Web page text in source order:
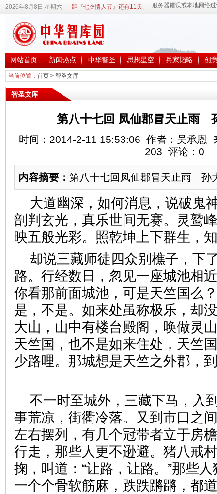
2026年8月8日 星期六 距『七夕情人节』还有11天
网站首页 新闻热点 中华智圣 思想星空 兵家韬略 创
当前位置： 首页> 智圣文库
智圣文库
第八十七回 凤仙郡冒天止雨
时间：2014-2-11 15:53:06 作者：吴承恩
203 评论： 0
内容摘要： 第八十七回凤仙郡冒天止雨 孙
大道幽深，如何消息，说破鬼
剖判玄光，真乐世间无赛。灵鹫
映五般光彩。照乾坤上下群生，
却说三藏师徒四众别樵子，下
路。行经数日，忽见一座城池相
你看那前面城池，可是天竺国么
是，不是。如来处虽称极乐，却
大山，山中有楼台殿阁，唤做灵
天竺国，也不是如来住处，天竺
少路哩。那城想是天竺之外郡
不一时至城外，三藏下马，入
事荒凉，街衢冷落。又到市口之
左右摆列，有几个冠带者立于房
行走，那些人更不逊避。猪八戒
掬，叫道：“让路，让路。”那些
一个个骨软筋麻，跌跌蹡蹡，都